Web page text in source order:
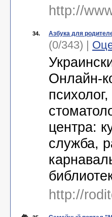
http://
34. Азбука для
(0/343) |
Онлайн-
центра:
служба,
http://